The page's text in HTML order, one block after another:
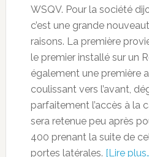
WSQV. Pour la société
c’est une grande
raisons. La première
le premier installé sur un
également une première
coulissant vers l’avant,
parfaitement l’accès à la
sera retenue peu après
400 prenant la suite de
portes latérales. [Lire